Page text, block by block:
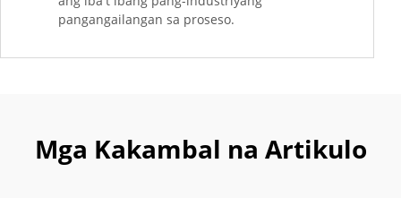
pangangailangan sa proseso.
Mga Kakambal na Artikulo